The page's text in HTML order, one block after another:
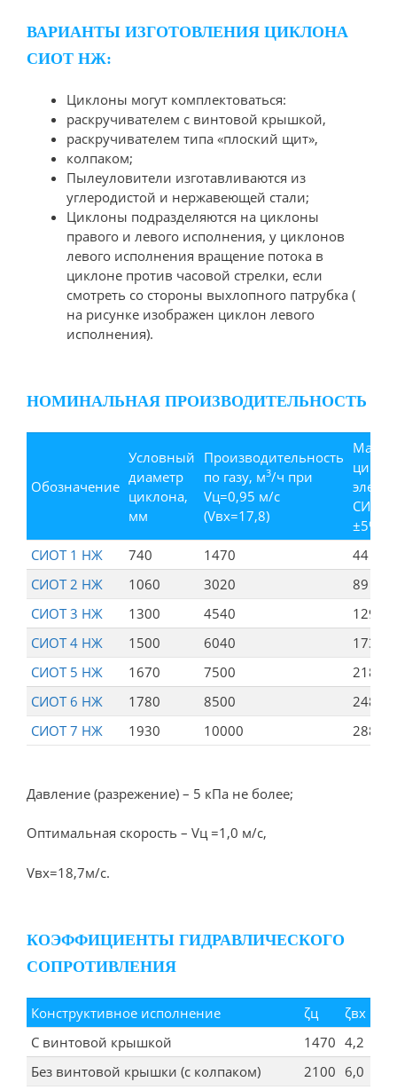
ВАРИАНТЫ ИЗГОТОВЛЕНИЯ ЦИКЛОНА
СИОТ НЖ:
Циклоны могут комплектоваться:
раскручивателем с винтовой крышкой,
раскручивателем типа «плоский щит»,
колпаком;
Пылеуловители изготавливаются из
углеродистой и нержавеющей стали;
Циклоны подразделяются на циклоны
правого и левого исполнения, у циклонов
левого исполнения вращение потока в
циклоне против часовой стрелки, если
смотреть со стороны выхлопного патрубка (
на рисунке изображен циклон левого
исполнения).
НОМИНАЛЬНАЯ ПРОИЗВОДИТЕЛЬНОСТЬ
Обозначение
Условный
диаметр
циклона,
мм
Производительность
по газу, м3/ч при
Vц=0,95 м/с
(Vвх=17,8)
Масса
СИОТ,
±5%
СИОТ 1 НЖ
740 1470
44
СИОТ 2 НЖ
1060 3020
89
СИОТ 3 НЖ
1300 4540
129
СИОТ 4 НЖ
1500 6040
173
СИОТ 5 НЖ
1670 7500
218
СИОТ 6 НЖ
1780 8500
248
СИОТ 7 НЖ
1930 10000 288
Давление (разрежение) – 5 кПа не более;
Оптимальная скорость – Vц =1,0 м/с,
Vвх=18,7м/с.
КОЭФФИЦИЕНТЫ ГИДРАВЛИЧЕСКОГО
СОПРОТИВЛЕНИЯ
Конструктивное исполнение ζц
ζвх
С винтовой крышкой
1470 4,2
Без винтовой крышки (с колпаком)
2100 6,0